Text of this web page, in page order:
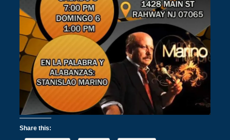
Share this: